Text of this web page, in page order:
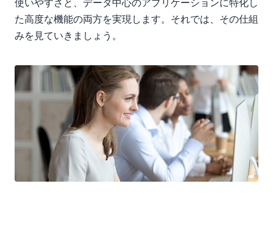
た高度な機能の両方を実現します。それでは、その仕組
みを見ていきましょう。